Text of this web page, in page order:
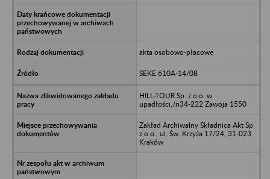
akta osobowo-płacowe
SEKE 610A-14/08
HILL-TOUR Sp. z o.o. w
upadłości,/n34-222 Zawoja 1550
Zakład Archiwalny Składnica Akt Sp.
z o.o., ul. Św. Krzyża 17/24, 31-023
Kraków